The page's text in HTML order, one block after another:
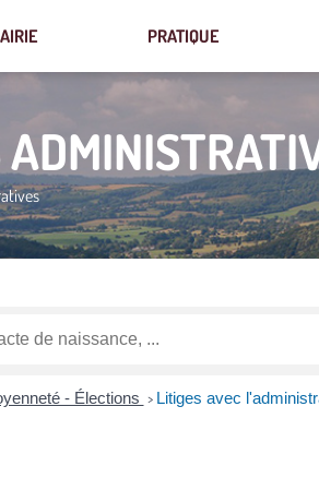
PRATIQUE
- Élections > Litiges avec